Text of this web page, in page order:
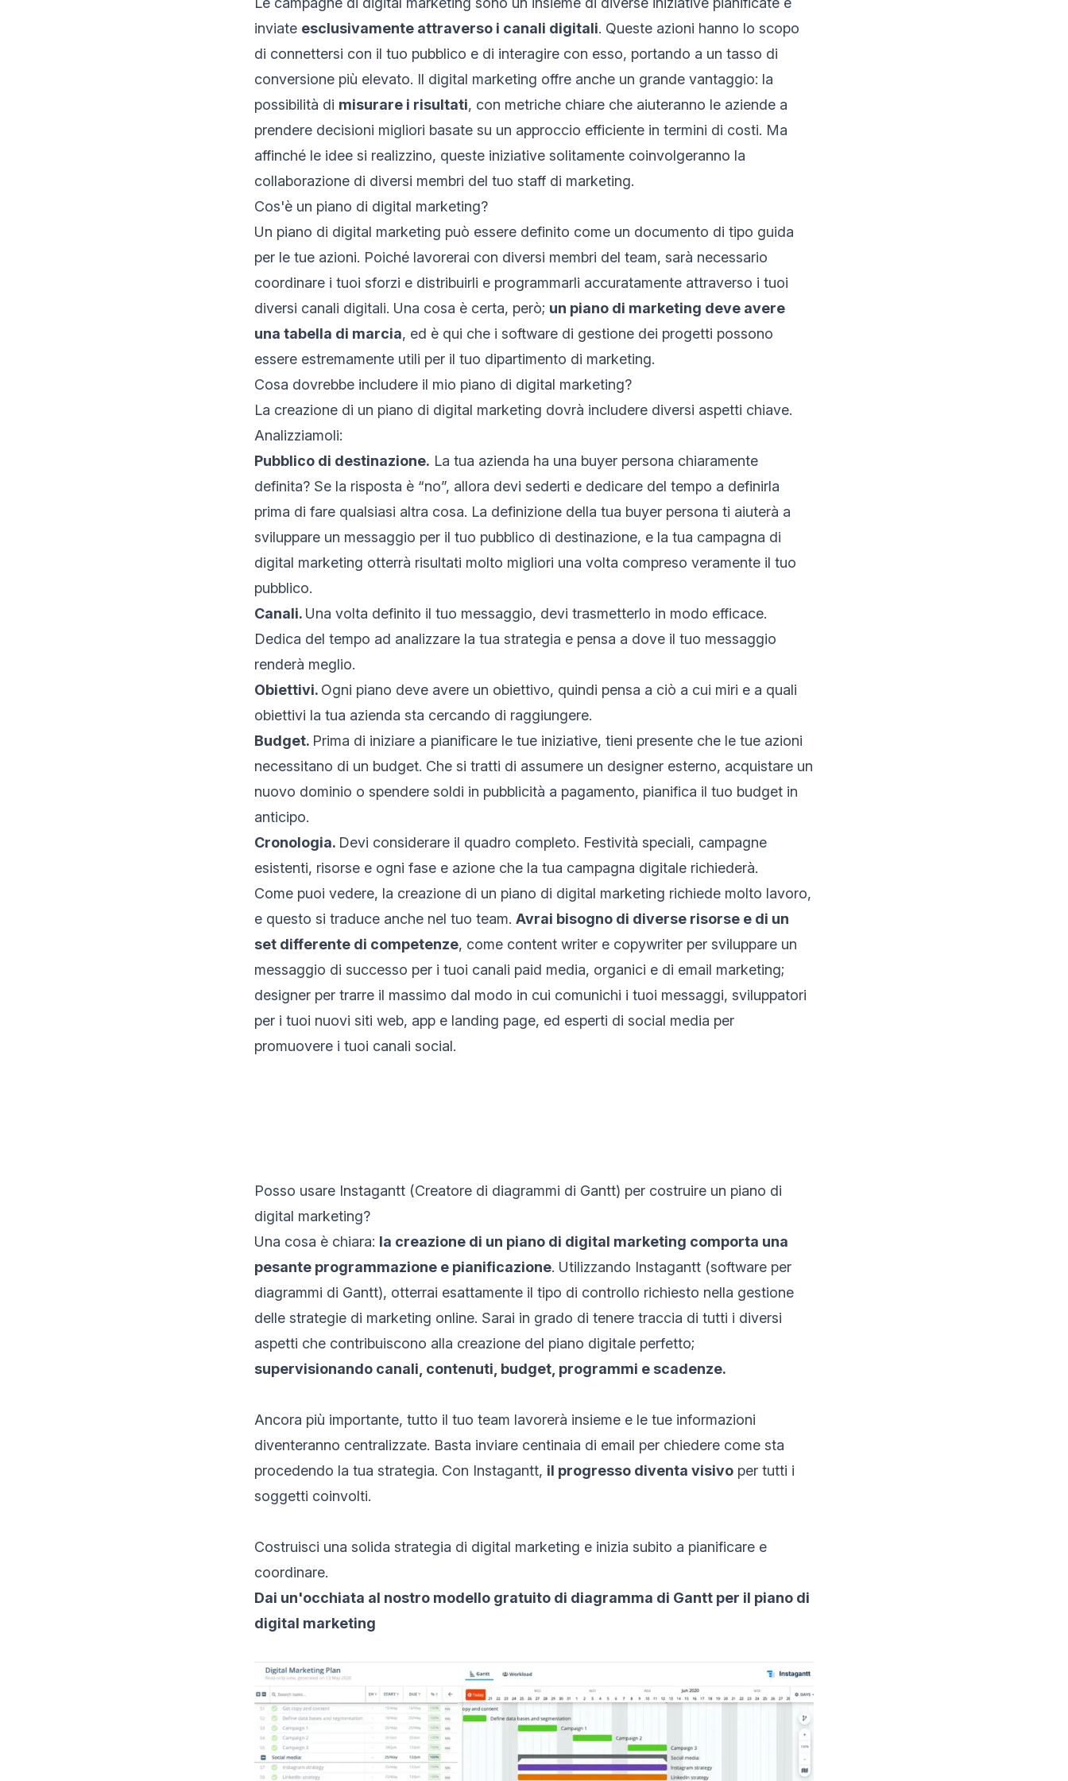
inviate esclusivamente attraverso i canali digitali. Queste azioni hanno lo scopo
di connettersi con il tuo pubblico e di interagire con esso, portando a un tasso di
conversione più elevato. Il digital marketing offre anche un grande vantaggio: la
possibilità di misurare i risultati, con metriche chiare che aiuteranno le aziende a
prendere decisioni migliori basate su un approccio efficiente in termini di costi. Ma
affinché le idee si realizzino, queste iniziative solitamente coinvolgeranno la
collaborazione di diversi membri del tuo staff di marketing.
Cos'è un piano di digital marketing?
Un piano di digital marketing può essere definito come un documento di tipo guida
per le tue azioni. Poiché lavorerai con diversi membri del team, sarà necessario
coordinare i tuoi sforzi e distribuirli e programmarli accuratamente attraverso i tuoi
diversi canali digitali. Una cosa è certa, però; un piano di marketing deve avere
una tabella di marcia, ed è qui che i software di gestione dei progetti possono
essere estremamente utili per il tuo dipartimento di marketing.
Cosa dovrebbe includere il mio piano di digital marketing?
La creazione di un piano di digital marketing dovrà includere diversi aspetti chiave.
Analizziamoli:
Pubblico di destinazione. La tua azienda ha una buyer persona chiaramente
definita? Se la risposta è “no”, allora devi sederti e dedicare del tempo a definirla
prima di fare qualsiasi altra cosa. La definizione della tua buyer persona ti aiuterà a
sviluppare un messaggio per il tuo pubblico di destinazione, e la tua campagna di
digital marketing otterrà risultati molto migliori una volta compreso veramente il tuo
pubblico.
Canali. Una volta definito il tuo messaggio, devi trasmetterlo in modo efficace.
Dedica del tempo ad analizzare la tua strategia e pensa a dove il tuo messaggio
renderà meglio.
Obiettivi. Ogni piano deve avere un obiettivo, quindi pensa a ciò a cui miri e a quali
obiettivi la tua azienda sta cercando di raggiungere.
Budget. Prima di iniziare a pianificare le tue iniziative, tieni presente che le tue azioni
necessitano di un budget. Che si tratti di assumere un designer esterno, acquistare un
nuovo dominio o spendere soldi in pubblicità a pagamento, pianifica il tuo budget in
anticipo.
Cronologia. Devi considerare il quadro completo. Festività speciali, campagne
esistenti, risorse e ogni fase e azione che la tua campagna digitale richiederà.
Come puoi vedere, la creazione di un piano di digital marketing richiede molto lavoro,
e questo si traduce anche nel tuo team. Avrai bisogno di diverse risorse e di un
set differente di competenze, come content writer e copywriter per sviluppare un
messaggio di successo per i tuoi canali paid media, organici e di email marketing;
designer per trarre il massimo dal modo in cui comunichi i tuoi messaggi, sviluppatori
per i tuoi nuovi siti web, app e landing page, ed esperti di social media per
promuovere i tuoi canali social.
Posso usare Instagantt (Creatore di diagrammi di Gantt) per costruire un piano di
digital marketing?
Una cosa è chiara: la creazione di un piano di digital marketing comporta una
pesante programmazione e pianificazione. Utilizzando Instagantt (software per
diagrammi di Gantt), otterrai esattamente il tipo di controllo richiesto nella gestione
delle strategie di marketing online. Sarai in grado di tenere traccia di tutti i diversi
aspetti che contribuiscono alla creazione del piano digitale perfetto;
supervisionando canali, contenuti, budget, programmi e scadenze.
Ancora più importante, tutto il tuo team lavorerà insieme e le tue informazioni
diventeranno centralizzate. Basta inviare centinaia di email per chiedere come sta
procedendo la tua strategia. Con Instagantt, il progresso diventa visivo per tutti i
soggetti coinvolti.
Costruisci una solida strategia di digital marketing e inizia subito a pianificare e
coordinare.
Dai un'occhiata al nostro modello gratuito di diagramma di Gantt per il piano di
digital marketing